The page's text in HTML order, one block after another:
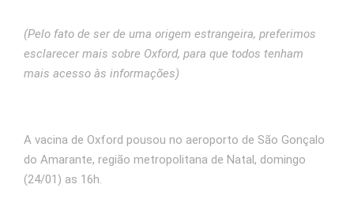
(Pelo fato de ser de uma origem estrangeira, preferimos
esclarecer mais sobre Oxford, para que todos tenham
mais acesso às informações)
A vacina de Oxford pousou no aeroporto de São Gonçalo
do Amarante, região metropolitana de Natal, domingo
(24/01) as 16h.